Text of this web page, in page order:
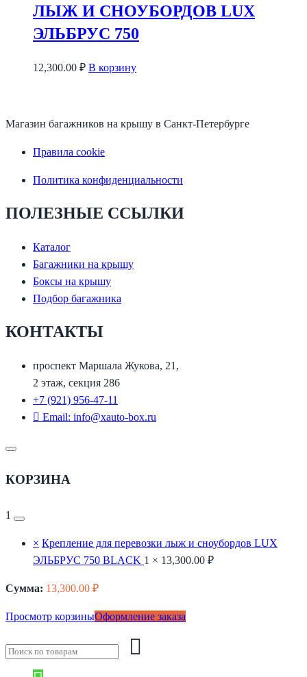
ЛЫЖ И СНОУБОРДОВ LUX
ЭЛЬБРУС 750
12,300.00 ₽ В корзину
Магазин багажников на крышу в Санкт-Петербурге
Правила cookie
Политика конфиденциальности
ПОЛЕЗНЫЕ ССЫЛКИ
Каталог
Багажники на крышу
Боксы на крышу
Подбор багажника
КОНТАКТЫ
проспект Маршала Жукова, 21,
2 этаж, секция 286
+7 (921) 956-47-11
Email: info@xauto-box.ru
КОРЗИНА
1
× Крепление для перевозки лыж и сноубордов LUX
ЭЛЬБРУС 750 BLACK 1 × 13,300.00 ₽
Сумма: 13,300.00 ₽
Просмотр корзиныОформление заказа